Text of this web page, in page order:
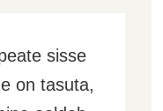
sisse
on tasuta,